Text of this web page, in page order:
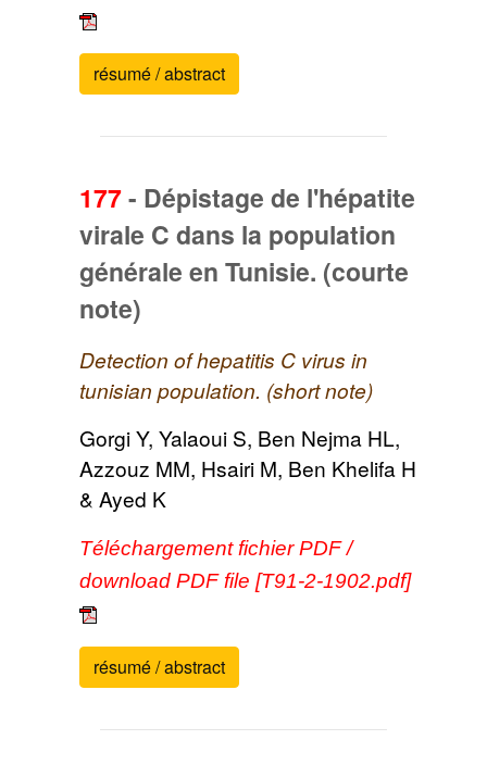
résumé / abstract
177- Dépistage de l'hépatite
virale C dans la population
générale en Tunisie. (courte
note)
Detection of hepatitis C virus in
tunisian population. (short note)
Gorgi Y, Yalaoui S, Ben Nejma HL,
Azzouz MM, Hsairi M, Ben Khelifa H
& Ayed K
Téléchargement fichier PDF /
download PDF file [T91-2-1902.pdf]
résumé / abstract